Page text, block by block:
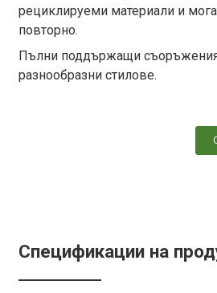
рециклируеми материали и
повторно.
Пълни поддържащи
разнообразни стилове.
Спецификации на